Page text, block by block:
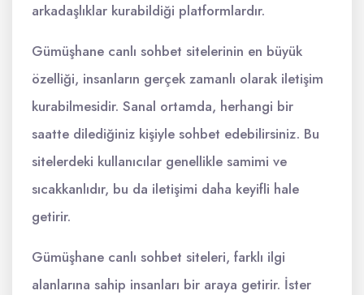
arkadaşlıklar kurabildiği platformlardır.
Gümüşhane canlı sohbet sitelerinin en büyük
özelliği, insanların gerçek zamanlı olarak iletişim
kurabilmesidir. Sanal ortamda, herhangi bir
saatte dilediğiniz kişiyle sohbet edebilirsiniz. Bu
sitelerdeki kullanıcılar genellikle samimi ve
sıcakkanlıdır, bu da iletişimi daha keyifli hale
getirir.
Gümüşhane canlı sohbet siteleri, farklı ilgi
alanlarına sahip insanları bir araya getirir. İster